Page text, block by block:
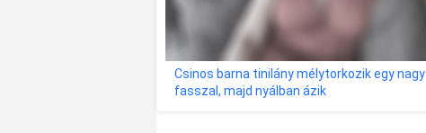
Csinos barna tinilány mélytorkozik egy nagy
fasszal, majd nyálban ázik